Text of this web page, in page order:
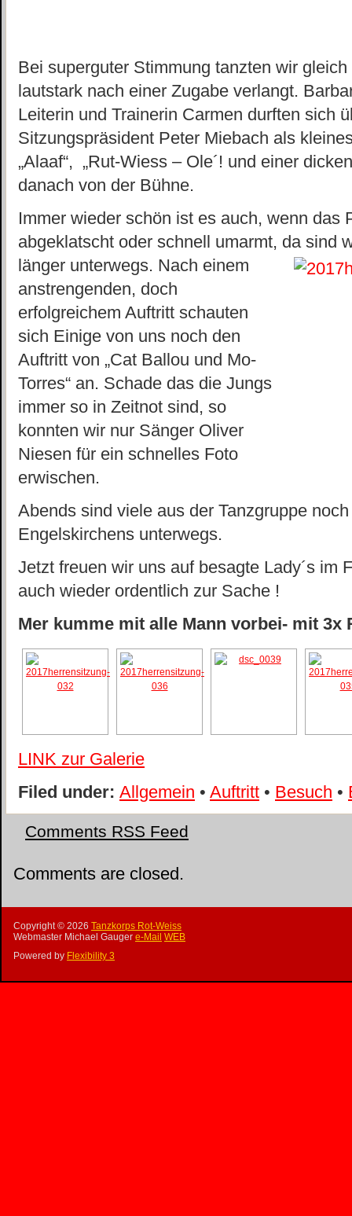
Bei superguter Stimmung tanzten wir
lautstark nach einer Zugabe verlangt.
Leiterin und Trainerin Carmen durften sich
Sitzungspräsident Peter Miebach als
„Alaaf“, „Rut-Wiess – Ole´! und einer
danach von der Bühne.
Immer wieder schön ist es auch, wenn das
abgeklatscht oder schnell umarmt, da sind
länger unterwegs. Nach einem
anstrengenden, doch
erfolgreichem Auftritt schauten
sich Einige von uns noch den
Auftritt von „Cat Ballou und Mo-
Torres“ an. Schade das die Jungs
immer so in Zeitnot sind, so
konnten wir nur Sänger Oliver
Niesen für ein schnelles Foto
erwischen.
Abends sind viele aus der Tanzgruppe
Engelskirchens unterwegs.
Jetzt freuen wir uns auf besagte Lady´s im
auch wieder ordentlich zur Sache !
Mer kumme mit alle Mann vorbei- mit 3x
LINK zur Galerie
Filed under: Allgemein • Auftritt • Besuch •
Comments RSS Feed
Comments are closed.
Copyright © 2026 Tanzkorps Rot-Weiss
Webmaster Michael Gauger e-Mail WEB
Powered by Flexibility 3